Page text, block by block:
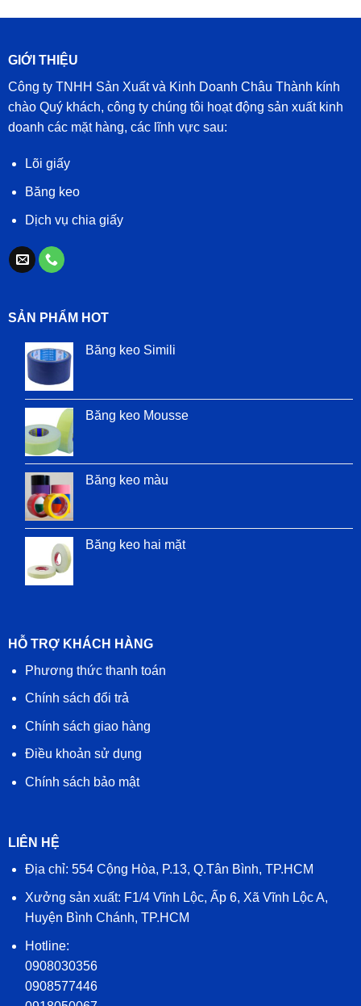
GIỚI THIỆU
Công ty TNHH Sản Xuất và Kinh Doanh Châu Thành kính
chào Quý khách, công ty chúng tôi hoạt động sản xuất kinh
doanh các mặt hàng, các lĩnh vực sau:
Lõi giấy
Băng keo
Dịch vụ chia giấy
SẢN PHẨM HOT
Băng keo Simili
Băng keo Mousse
Băng keo màu
Băng keo hai mặt
HỖ TRỢ KHÁCH HÀNG
Phương thức thanh toán
Chính sách đổi trả
Chính sách giao hàng
Điều khoản sử dụng
Chính sách bảo mật
LIÊN HỆ
Địa chỉ: 554 Cộng Hòa, P.13, Q.Tân Bình, TP.HCM
Xưởng sản xuất: F1/4 Vĩnh Lộc, Ấp 6, Xã Vĩnh Lộc A,
Huyện Bình Chánh, TP.HCM
Hotline:
0908030356
0908577446